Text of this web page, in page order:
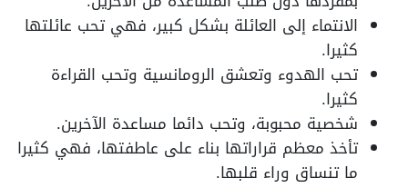
الانتماء إلى العائلة بشكل كبير، فهي تحب عائلتها
كثيرا.
تحب الهدوء وتعشق الرومانسية وتحب القراءة
كثيرا.
شخصية محبوبة، وتحب دائما مساعدة الآخرين.
تأخذ معظم قراراتها بناء على عاطفتها، فهي كثيرا
ما تنساق وراء قلبها.